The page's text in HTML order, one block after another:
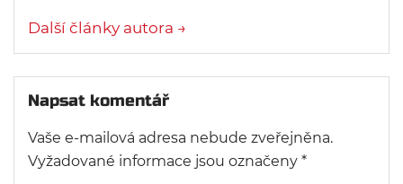
Další články autora →
Napsat komentář
Vaše e-mailová adresa nebude zveřejněna.
Vyžadované informace jsou označeny *